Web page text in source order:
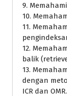
9.
10.
11.
12.
balik
13.
dengan
ICR dan OMR.